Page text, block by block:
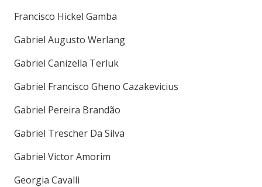
Francisco Hickel Gamba
Gabriel Augusto Werlang
Gabriel Canizella Terluk
Gabriel Francisco Gheno Cazakevicius
Gabriel Pereira Brandão
Gabriel Trescher Da Silva
Gabriel Victor Amorim
Georgia Cavalli